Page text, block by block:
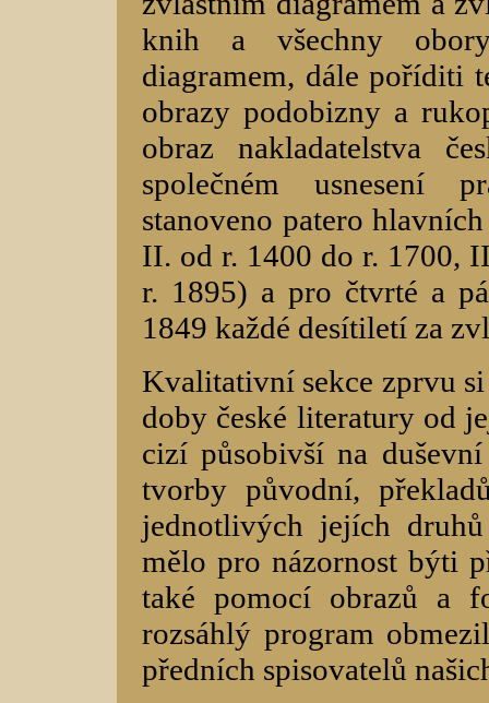
knih a všechny
diagramem, dále poříditi
obrazy podobizny a
obraz nakladatelstva
společném usnesení
stanoveno patero
II. od r. 1400 do r. 1700,
r. 1895) a pro čtvrté a
1849 každé desítiletí za
Kvalitativní sekce zprvu
doby české literatury od
cizí působivší na
tvorby původní,
jednotlivých jejích
mělo pro názornost býti
také pomocí obrazů a
rozsáhlý program
předních spisovatelů